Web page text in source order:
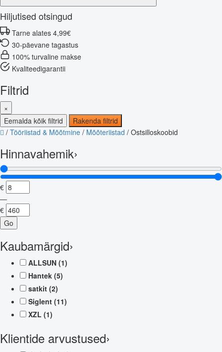
Hiljutised otsingud
Tarne alates 4,99€
30-päevane tagastus
100% turvaline makse
Kvaliteedigarantii
Filtrid
×
Eemalda kõik filtrid
Rakenda filtrid
/ Tööriistad & Mõõtmine / Mõõteriistad / Ostsilloskoobid
Hinnavahemik›
€
—
€
Go
Kaubamärgid›
ALLSUN (1)
Hantek (5)
satkit (2)
Siglent (11)
XZL (1)
Klientide arvustused›